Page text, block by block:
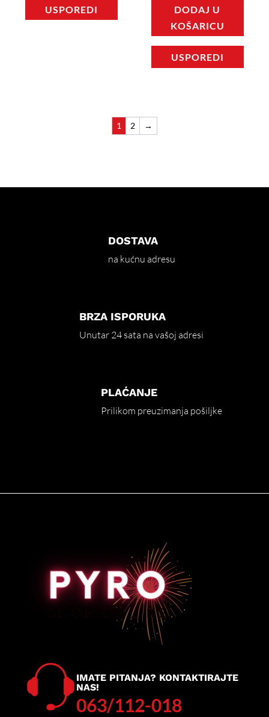
USPOREDI
DODAJ U
KOŠARICU
USPOREDI
1 2 →
DOSTAVA
na kućnu adresu
BRZA ISPORUKA
Unutar 24 sata na vašoj adresi
PLAĆANJE
Prilikom preuzimanja pošiljke
IMATE PITANJA? KONTAKTIRAJTE
NAS!
063/112-018